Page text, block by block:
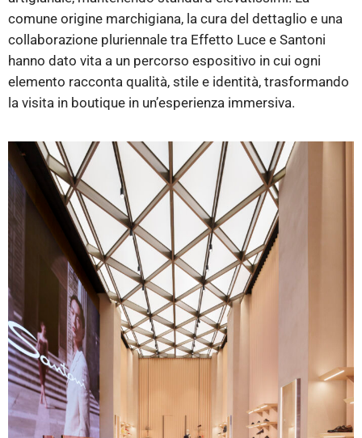
comune origine marchigiana, la cura del dettaglio e una
collaborazione pluriennale tra Effetto Luce e Santoni
hanno dato vita a un percorso espositivo in cui ogni
elemento racconta qualità, stile e identità, trasformando
la visita in boutique in un’esperienza immersiva.